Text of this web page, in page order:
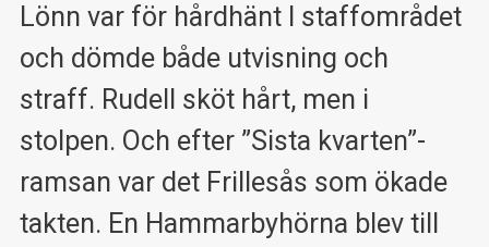
Lönn var för hårdhänt I staffområdet
och dömde både utvisning och
straff. Rudell sköt hårt, men i
stolpen. Och efter ”Sista kvarten”-
ramsan var det Frillesås som ökade
takten. En Hammarbyhörna blev till